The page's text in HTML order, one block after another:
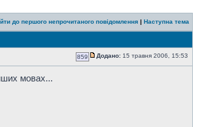
до першого непрочитаного повідомлення | Наступна тема
859 Додано: 15 травня 2006, 15:53
мовах...